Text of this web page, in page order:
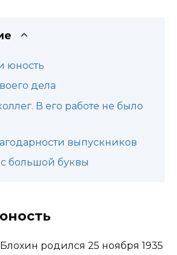
юность
дела
В его работе не было
выпускников
большой буквы
родился 25 ноября 1935